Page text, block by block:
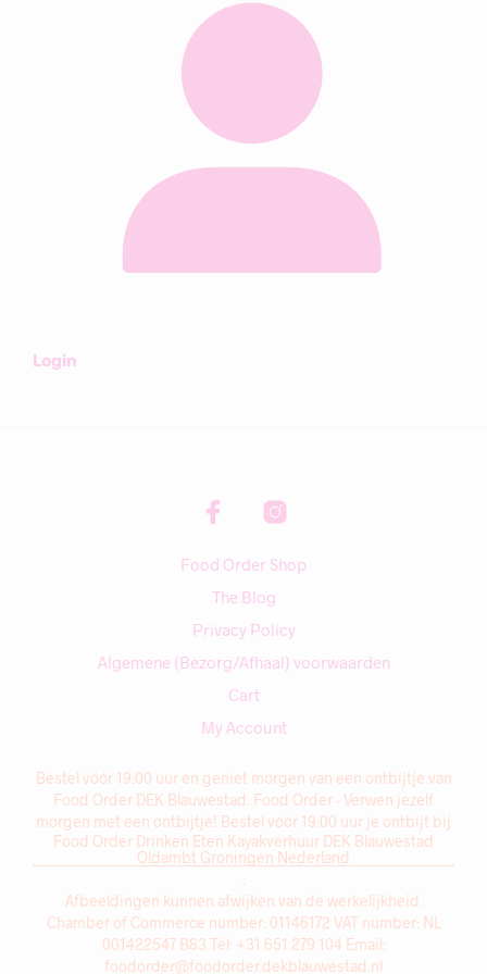
Login
Food Order Shop
The Blog
Privacy Policy
Algemene (Bezorg/Afhaal) voorwaarden
Cart
My Account
Bestel vóór 19:00 uur en geniet morgen van een ontbijtje van
Food Order DEK Blauwestad. Food Order - Verwen jezelf
morgen met een ontbijtje! Bestel vóór 19:00 uur je ontbijt bij
Food Order Drinken Eten Kayakverhuur DEK Blauwestad
Oldambt Groningen Nederland
Afbeeldingen kunnen afwijken van de werkelijkheid.
Chamber of Commerce number: 01146172 VAT number: NL
001422547 B83 Tel: +31 651 279 104 Email:
foodorder@foodorder.dekblauwestad.nl